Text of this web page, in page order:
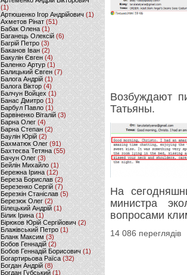
(1)
Артюшенко Ігор Андрійович(1)
Ахметов Рінат(51)
Бабак Олена(1)
Баганець Олексій(6)
Багрій Петро (3)
Баканов Іван(2)
Бакулін Євген (4)
Баленко Артур(1)
Балицький Євген(7)
Балога Андрій (1)
Балога Віктор (4)
Балчун Войцех (1)
Банас Дмитро (1)
Барбул Павло(1)
Барвіненко Віталій(3)
Барна Олег (4)
Барна Степан (2)
Баулін Юрій (2)
Бахматюк Олег (91)
Бахтеєва Тетяна(55)
Бачун Олег (3)
Бейлін Михайло (1)
Бережна Ірина(12)
Береза Борислав(2)
Березенко Сергій (7)
Березкін Станіслав (5)
Березюк Олег(2)
Білецький Андрій (1)
Білик Ірина (1)
Бірюков Юрій Сергійович (2)
Блажівський Петро (1)
Бланк Максим(3)
Бобов Геннадій (2)
Бобов Геннадій Борисович (1)
Богартирьова Раїса (32)
Богдан Андрій(8)
Богдан Губський (1)
Возбуждают
Татьяны.
На
министра
вопросами
14 086 переглядів